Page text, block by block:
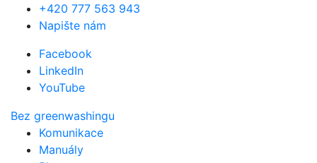
+420 777 563 943
Napište nám
Facebook
LinkedIn
YouTube
Bez greenwashingu
Komunikace
Manuály